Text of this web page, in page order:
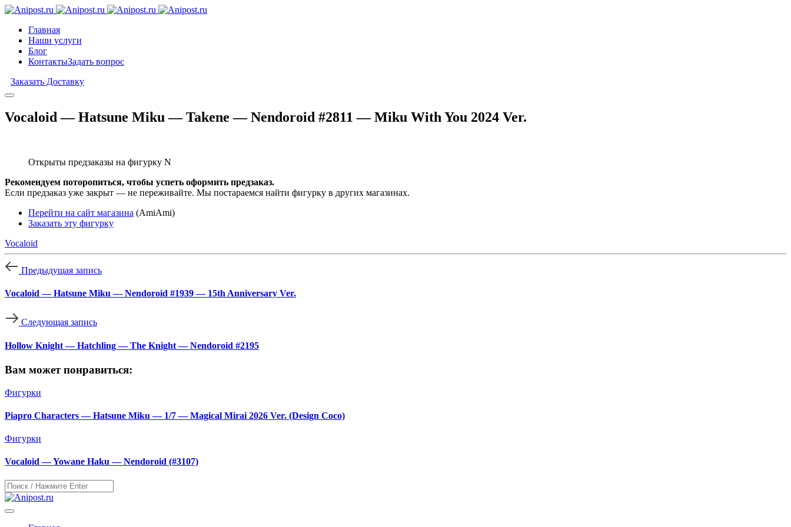
Главная
Наши услуги
Блог
КонтактыЗадать вопрос
Заказать Доставку
Vocaloid — Hatsune Miku — Takene — Nendoroid #2811 — Miku With You 2024 Ver.
Открыты предзаказы на фигурку N
Рекомендуем поторопиться, чтобы успеть оформить предзаказ.
Если предзаказ уже закрыт — не переживайте. Мы постараемся найти фигурку в других магазинах.
Перейти на сайт магазина (AmiAmi)
Заказать эту фигурку
Vocaloid
Предыдущая запись
Vocaloid — Hatsune Miku — Nendoroid #1939 — 15th Anniversary Ver.
Следующая запись
Hollow Knight — Hatchling — The Knight — Nendoroid #2195
Вам может понравиться:
Фигурки
Piapro Characters — Hatsune Miku — 1/7 — Magical Mirai 2026 Ver. (Design Coco)
Фигурки
Vocaloid — Yowane Haku — Nendoroid (#3107)